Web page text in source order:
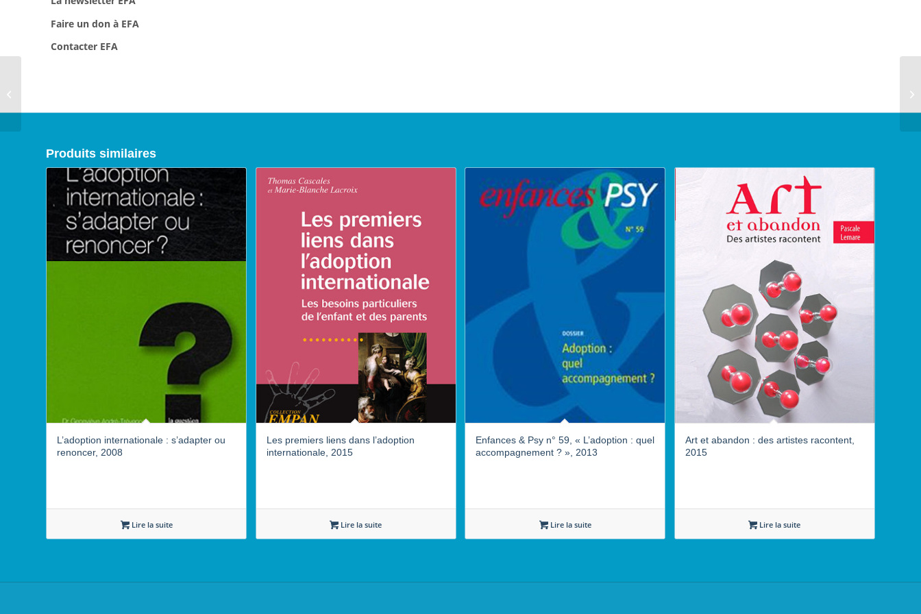
Faire un don à EFA
Contacter EFA
Produits similaires
L’adoption internationale : s’adapter ou
renoncer, 2008
Lire la suite
Les premiers liens dans l’adoption
internationale, 2015
Lire la suite
Enfances & Psy n° 59, « L’adoption : quel
accompagnement ? », 2013
Lire la suite
Art et abandon : des artistes racontent,
2015
Lire la suite